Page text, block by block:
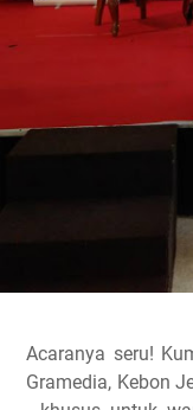
Acaranya seru!
Gramedia, Kebon